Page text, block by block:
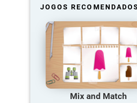
JOGOS RECOMENDADOS
Mix and Match